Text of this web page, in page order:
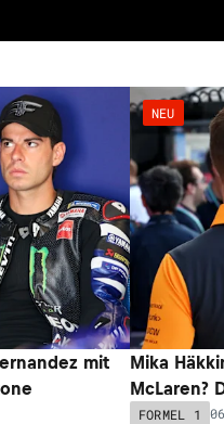
mit
NEU
Mika
McLaren?
FORMEL 1